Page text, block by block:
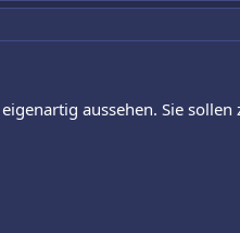
aussehen. Sie